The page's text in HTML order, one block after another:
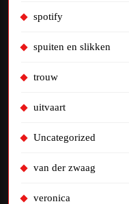
spotify
spuiten en slikken
trouw
uitvaart
Uncategorized
van der zwaag
veronica